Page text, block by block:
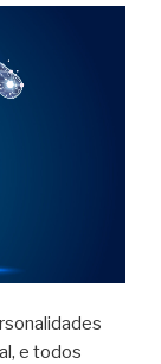
e todos